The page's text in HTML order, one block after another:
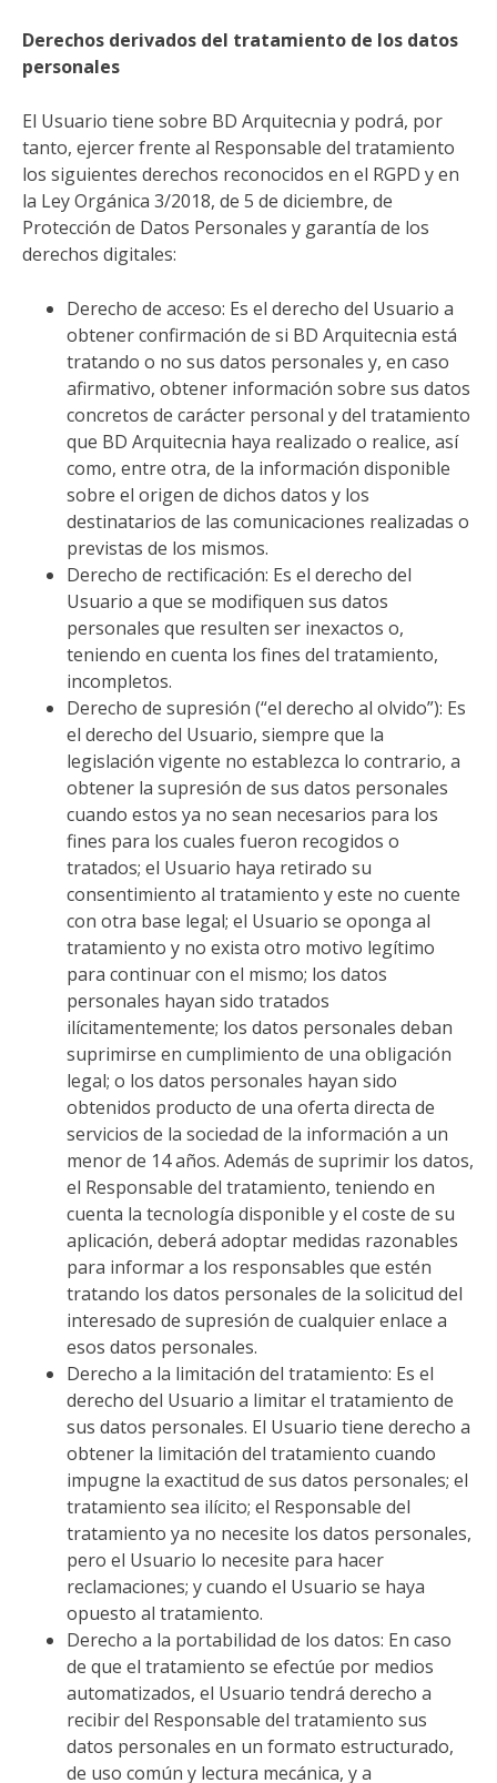
Derechos derivados del tratamiento de los datos
personales
El Usuario tiene sobre BD Arquitecnia y podrá, por
tanto, ejercer frente al Responsable del tratamiento
los siguientes derechos reconocidos en el RGPD y en
la Ley Orgánica 3/2018, de 5 de diciembre, de
Protección de Datos Personales y garantía de los
derechos digitales:
Derecho de acceso: Es el derecho del Usuario a
obtener confirmación de si BD Arquitecnia está
tratando o no sus datos personales y, en caso
afirmativo, obtener información sobre sus datos
concretos de carácter personal y del tratamiento
que BD Arquitecnia haya realizado o realice, así
como, entre otra, de la información disponible
sobre el origen de dichos datos y los
destinatarios de las comunicaciones realizadas o
previstas de los mismos.
Derecho de rectificación: Es el derecho del
Usuario a que se modifiquen sus datos
personales que resulten ser inexactos o,
teniendo en cuenta los fines del tratamiento,
incompletos.
Derecho de supresión (“el derecho al olvido”): Es
el derecho del Usuario, siempre que la
legislación vigente no establezca lo contrario, a
obtener la supresión de sus datos personales
cuando estos ya no sean necesarios para los
fines para los cuales fueron recogidos o
tratados; el Usuario haya retirado su
consentimiento al tratamiento y este no cuente
con otra base legal; el Usuario se oponga al
tratamiento y no exista otro motivo legítimo
para continuar con el mismo; los datos
personales hayan sido tratados
ilícitamentemente; los datos personales deban
suprimirse en cumplimiento de una obligación
legal; o los datos personales hayan sido
obtenidos producto de una oferta directa de
servicios de la sociedad de la información a un
menor de 14 años. Además de suprimir los datos,
el Responsable del tratamiento, teniendo en
cuenta la tecnología disponible y el coste de su
aplicación, deberá adoptar medidas razonables
para informar a los responsables que estén
tratando los datos personales de la solicitud del
interesado de supresión de cualquier enlace a
esos datos personales.
Derecho a la limitación del tratamiento: Es el
derecho del Usuario a limitar el tratamiento de
sus datos personales. El Usuario tiene derecho a
obtener la limitación del tratamiento cuando
impugne la exactitud de sus datos personales; el
tratamiento sea ilícito; el Responsable del
tratamiento ya no necesite los datos personales,
pero el Usuario lo necesite para hacer
reclamaciones; y cuando el Usuario se haya
opuesto al tratamiento.
Derecho a la portabilidad de los datos: En caso
de que el tratamiento se efectúe por medios
automatizados, el Usuario tendrá derecho a
recibir del Responsable del tratamiento sus
datos personales en un formato estructurado,
de uso común y lectura mecánica, y a